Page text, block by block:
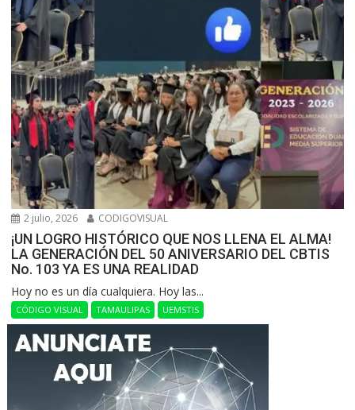
2 julio, 2026 CODIGOVISUAL
¡UN LOGRO HISTÓRICO QUE NOS LLENA EL ALMA!
LA GENERACIÓN DEL 50 ANIVERSARIO DEL CBTIS
No. 103 YA ES UNA REALIDAD
Hoy no es un día cualquiera. Hoy las...
CÓDIGO VISUAL TAMAULIPAS UEMSTIS